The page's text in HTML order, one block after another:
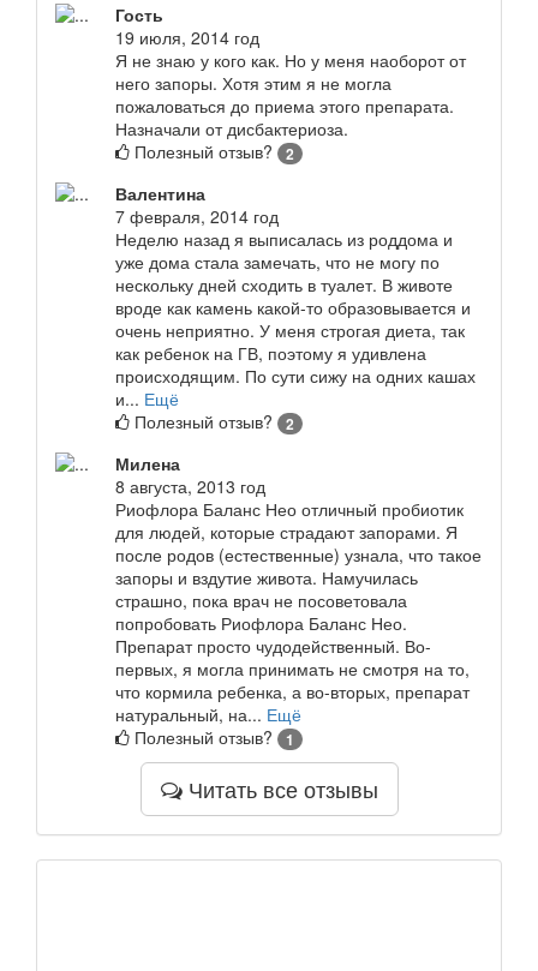
Гость
19 июля, 2014 год
Я не знаю у кого как. Но у меня наоборот от
него запоры. Хотя этим я не могла
пожаловаться до приема этого препарата.
Назначали от дисбактериоза.
Полезный отзыв?
2
Валентина
7 февраля, 2014 год
Неделю назад я выписалась из роддома и
уже дома стала замечать, что не могу по
нескольку дней сходить в туалет. В животе
вроде как камень какой-то образовывается и
очень неприятно. У меня строгая диета, так
как ребенок на ГВ, поэтому я удивлена
происходящим. По сути сижу на одних кашах
и... Ещё
Полезный отзыв?
2
Милена
8 августа, 2013 год
Риофлора Баланс Нео отличный пробиотик
для людей, которые страдают запорами. Я
после родов (естественные) узнала, что такое
запоры и вздутие живота. Намучилась
страшно, пока врач не посоветовала
попробовать Риофлора Баланс Нео.
Препарат просто чудодейственный. Во-
первых, я могла принимать не смотря на то,
что кормила ребенка, а во-вторых, препарат
натуральный, на... Ещё
Полезный отзыв?
1
Читать все отзывы